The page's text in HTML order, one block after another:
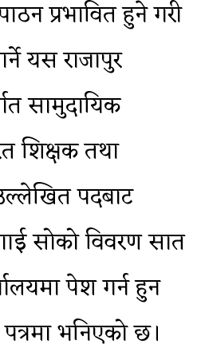
प्रभावित हुने गरी
यस राजापुर
सामुदायिक
शिक्षक तथा
पदबाट
सोको विवरण सात
पेश गर्न हुन
भनिएको छ।